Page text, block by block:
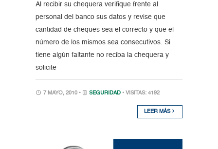
Al recibir su chequera verifique frente al
personal del banco sus datos y revise que
cantidad de cheques sea el correcto y que el
número de los mismos sea consecutivos. Si
tiene algún faltante no reciba la chequera y
solicite
7 MAYO, 2010 • SEGURIDAD • VISITAS: 4192
LEER MÁS